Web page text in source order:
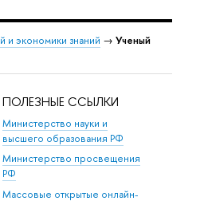
и экономики знаний → Ученый
ПОЛЕЗНЫЕ ССЫЛКИ
Министерство науки и
высшего образования РФ
Министерство просвещения
РФ
Массовые открытые онлайн-